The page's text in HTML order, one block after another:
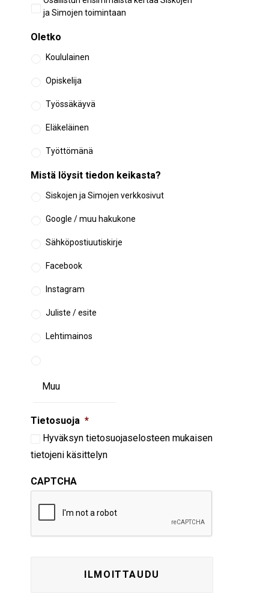
osallistuminen
ja Simojen toimintaan
Oletko
Koululainen
Opiskelija
Työssäkäyvä
Eläkeläinen
Työttömänä
Mistä löysit tiedon keikasta?
Siskojen ja Simojen verkkosivut
Google / muu hakukone
Sähköpostiuutiskirje
Facebook
Instagram
Juliste / esite
Lehtimainos
Tietosuoja *
Hyväksyn tietosuojaselosteen mukaisen
tietojeni käsittelyn
CAPTCHA